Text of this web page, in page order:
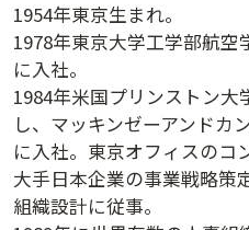
法人会員システ
1954年東京生まれ。
1978年東京大学工学部航
に入社。
1984年米国プリンストン大
し、マッキンゼーアンドカ
に入社。東京オフィスのコ
大手日本企業の事業戦略策
組織設計に従事。
お問
講
法人会員